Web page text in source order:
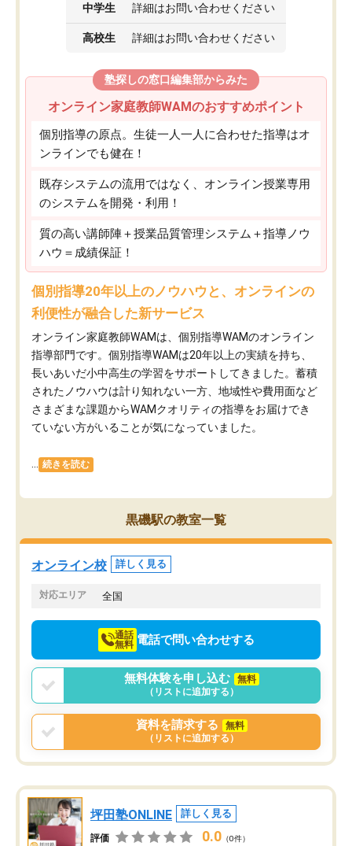
中学生 詳細はお問い合わせください
高校生 詳細はお問い合わせください
塾探しの窓口編集部からみた
オンライン家庭教師WAMのおすすめポイント
個別指導の原点。生徒一人一人に合わせた指導はオ
ンラインでも健在！
既存システムの流用ではなく、オンライン授業専用
のシステムを開発・利用！
質の高い講師陣＋授業品質管理システム＋指導ノウ
ハウ＝成績保証！
個別指導20年以上のノウハウと、オンラインの
利便性が融合した新サービス
オンライン家庭教師WAMは、個別指導WAMのオンライン
指導部門です。個別指導WAMは20年以上の実績を持ち、
長いあいだ小中高生の学習をサポートしてきました。蓄積
されたノウハウは計り知れない一方、地域性や費用面など
さまざまな課題からWAMクオリティの指導をお届けでき
ていない方がいることが気になっていました。
続きを読む
黒磯駅の教室一覧
オンライン校 詳しく見る
対応エリア 全国
通話
無料 電話で問い合わせする
無料体験を申し込む
無料
（リストに追加する）
資料を請求する
無料
（リストに追加する）
坪田塾ONLINE 詳しく見る
評価 0.0 （0件）